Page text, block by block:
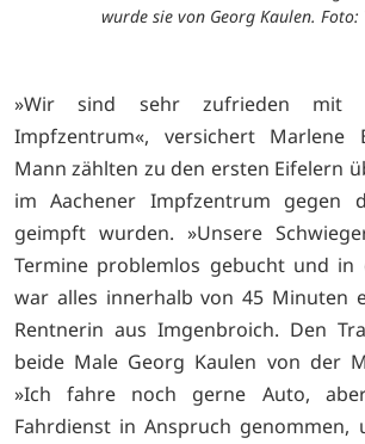
wurde sie von Georg Kaulen. Foto:
»Wir sind sehr zufrieden mit
Impfzentrum«, versichert Marlene
Mann zählten zu den ersten Eifelern
im Aachener Impfzentrum gegen
geimpft wurden. »Unsere
Termine problemlos gebucht und in
war alles innerhalb von 45 Minuten
Rentnerin aus Imgenbroich. Den
beide Male Georg Kaulen von der
»Ich fahre noch gerne Auto,
Fahrdienst in Anspruch